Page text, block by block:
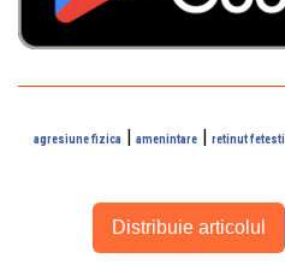
agresiune fizica| amenintare| retinut fetesti
Distribuie articolul